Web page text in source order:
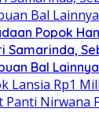
Popok
Samarinda,
Bal